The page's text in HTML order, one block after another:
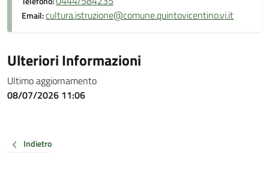
Email:cultura.istruzione@comune.quintovicentino.vi.it
Ulteriori Informazioni
Ultimo aggiornamento
08/07/2026 11:06
Indietro